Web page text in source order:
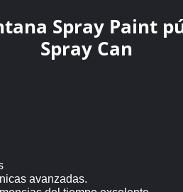
Spray Paint
Spray Can
avanzadas.